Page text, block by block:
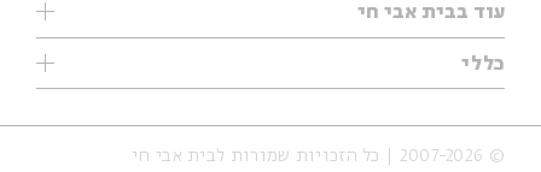
נוער
סדרות
אירועי עבר
מוזיקה
עיון
מיוחדים
עוד בבית אבי חי
תערוכות
מיוחדים
כללי
אודות
הצהרת נגישות
© 2007-2026 | כל הזכויות שמורות לבית אבי חי